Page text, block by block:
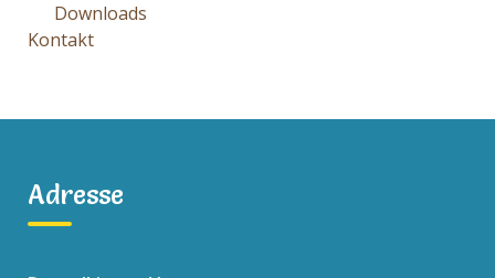
Downloads
Kontakt
Adresse